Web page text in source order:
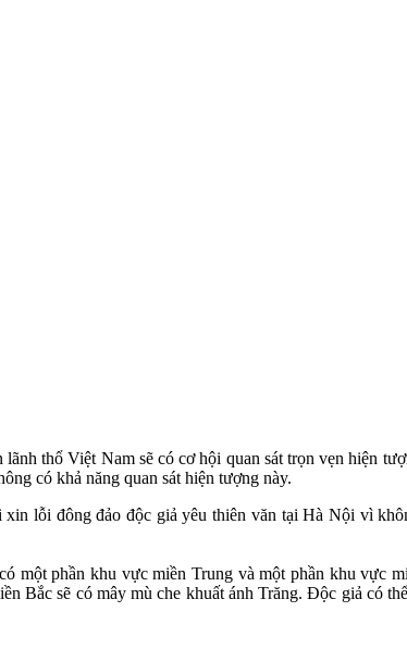
thổ Việt Nam sẽ có cơ hội quan sát trọn vẹn hiện
có khả năng quan sát hiện tượng này.
lỗi đông đảo độc giả yêu thiên văn tại Hà Nội vì
một phần khu vực miền Trung và một phần khu vực
Bắc sẽ có mây mù che khuất ánh Trăng. Độc giả có